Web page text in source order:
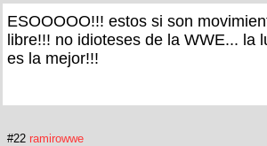
ESOOOOO!!! estos si son
libre!!! no idioteses de la WWE... la
es la mejor!!!
#22 ramirowwe